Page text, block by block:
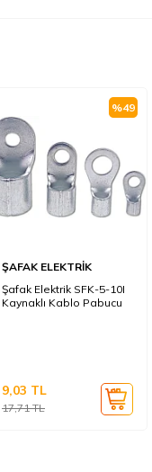
%49
ŞAFAK ELEKTRİK
Şafak Elektrik SFK-5-10I
Kaynaklı Kablo Pabucu
17,71TL
9,03 TL